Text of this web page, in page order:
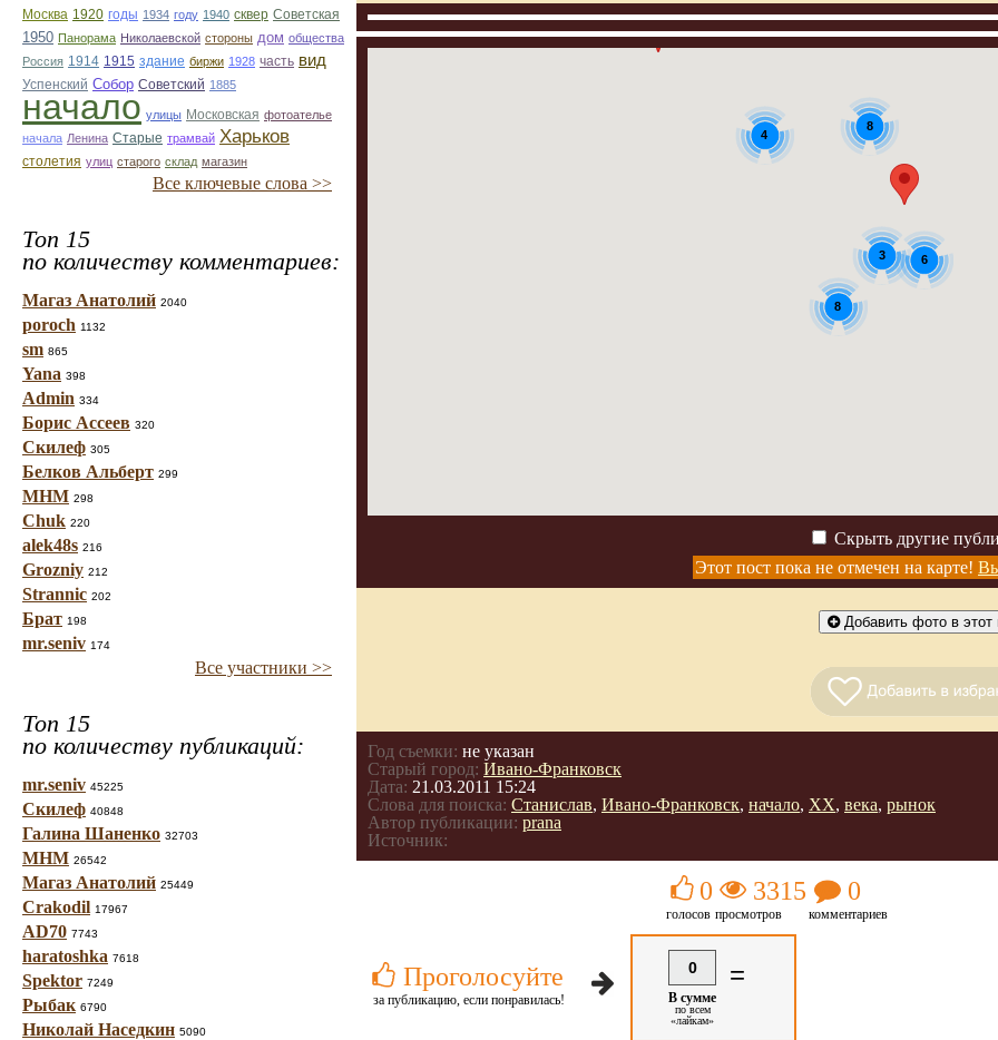
Москва 1920 годы 1934 году 1940 сквер Советская
1950 Панорама Николаевской стороны дом общества
Россия 1914 1915 здание биржи 1928 часть вид
Успенский Собор Советский 1885
начало улицы Московская фотоателье
начала Ленина Старые трамвай Харьков
столетия улиц старого склад магазин
Все ключевые слова >>
Топ 15
по количеству комментариев:
Магаз Анатолий 2040
poroch 1132
sm 865
Yana 398
Admin 334
Борис Ассеев 320
Скилеф 305
Белков Альберт 299
МНМ 298
Chuk 220
alek48s 216
Grozniy 212
Strannic 202
Брат 198
mr.seniv 174
Все участники >>
Топ 15
по количеству публикаций:
mr.seniv 45225
Скилеф 40848
Галина Шаненко 32703
МНМ 26542
Магаз Анатолий 25449
Crakodil 17967
AD70 7743
haratoshka 7618
Spektor 7249
Рыбак 6790
Николай Наседкин 5090
8
8
6
4
3
Скрыть другие
Этот пост пока не отмечен на карте!
Добавить фото в этот
Год съемки: не указан
Старый город: Ивано-Франковск
Дата: 21.03.2011 15:24
Слова для поиска: Станислав, Ивано-Франковск, начало, ХХ, века, рынок
Автор публикации: prana
Источник:
Проголосуйте
за публикацию, если понравилась!
0
голосов
3315
просмотров
0
комментариев
0
В сумме
по всем
«лайкам»
=